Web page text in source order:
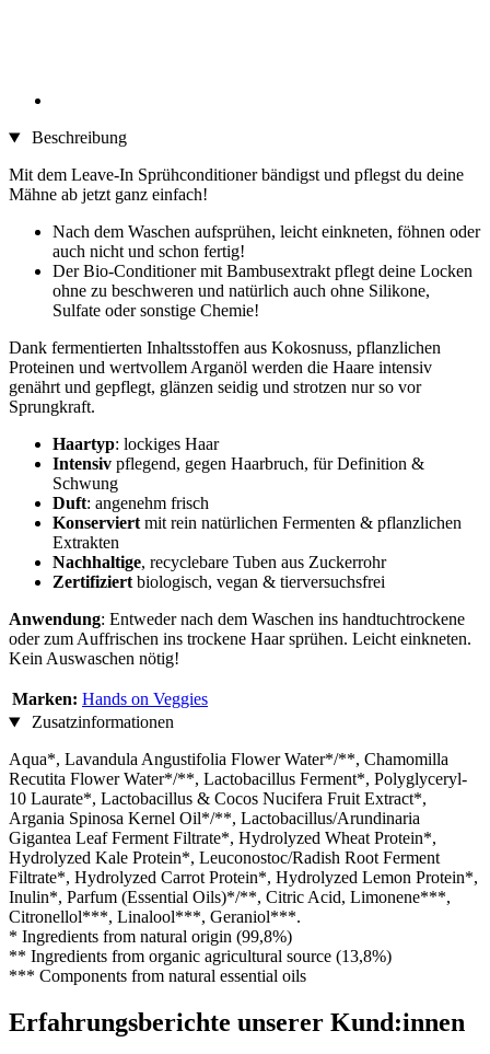
Beschreibung
Mit dem Leave-In Sprühconditioner bändigst und pflegst du deine
Mähne ab jetzt ganz einfach!
Nach dem Waschen aufsprühen, leicht einkneten, föhnen oder
auch nicht und schon fertig!
Der Bio-Conditioner mit Bambusextrakt pflegt deine Locken
ohne zu beschweren und natürlich auch ohne Silikone,
Sulfate oder sonstige Chemie!
Dank fermentierten Inhaltsstoffen aus Kokosnuss, pflanzlichen
Proteinen und wertvollem Arganöl werden die Haare intensiv
genährt und gepflegt, glänzen seidig und strotzen nur so vor
Sprungkraft.
Haartyp: lockiges Haar
Intensiv pflegend, gegen Haarbruch, für Definition &
Schwung
Duft: angenehm frisch
Konserviert mit rein natürlichen Fermenten & pflanzlichen
Extrakten
Nachhaltige, recyclebare Tuben aus Zuckerrohr
Zertifiziert biologisch, vegan & tierversuchsfrei
Anwendung: Entweder nach dem Waschen ins handtuchtrockene
oder zum Auffrischen ins trockene Haar sprühen. Leicht einkneten.
Kein Auswaschen nötig!
Marken: Hands on Veggies
Zusatzinformationen
Aqua*, Lavandula Angustifolia Flower Water*/**, Chamomilla
Recutita Flower Water*/**, Lactobacillus Ferment*, Polyglyceryl-
10 Laurate*, Lactobacillus & Cocos Nucifera Fruit Extract*,
Argania Spinosa Kernel Oil*/**, Lactobacillus/Arundinaria
Gigantea Leaf Ferment Filtrate*, Hydrolyzed Wheat Protein*,
Hydrolyzed Kale Protein*, Leuconostoc/Radish Root Ferment
Filtrate*, Hydrolyzed Carrot Protein*, Hydrolyzed Lemon Protein*,
Inulin*, Parfum (Essential Oils)*/**, Citric Acid, Limonene***,
Citronellol***, Linalool***, Geraniol***.
* Ingredients from natural origin (99,8%)
** Ingredients from organic agricultural source (13,8%)
*** Components from natural essential oils
Erfahrungsberichte unserer Kund:innen